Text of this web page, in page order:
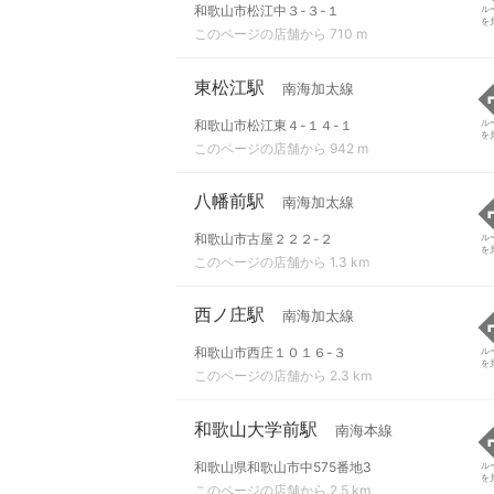
和歌山市松江中３-３-１
このページの店舗から 710 m
ル
を
東松江駅 南海加太線
和歌山市松江東４-１４-１
このページの店舗から 942 m
ル
を
八幡前駅 南海加太線
和歌山市古屋２２２-２
このページの店舗から 1.3 km
ル
を
西ノ庄駅 南海加太線
和歌山市西庄１０１６-３
このページの店舗から 2.3 km
ル
を
和歌山大学前駅 南海本線
和歌山県和歌山市中575番地3
このページの店舗から 2.5 km
ル
を